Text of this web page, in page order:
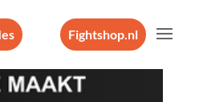
Fightshop.nl